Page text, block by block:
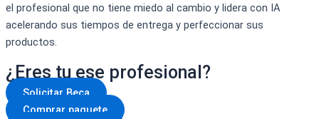
el profesional que no tiene miedo al cambio y lidera con IA
acelerando sus tiempos de entrega y perfeccionar sus
productos.
¿Eres tu ese profesional?
Solicitar Beca
Comprar paquete